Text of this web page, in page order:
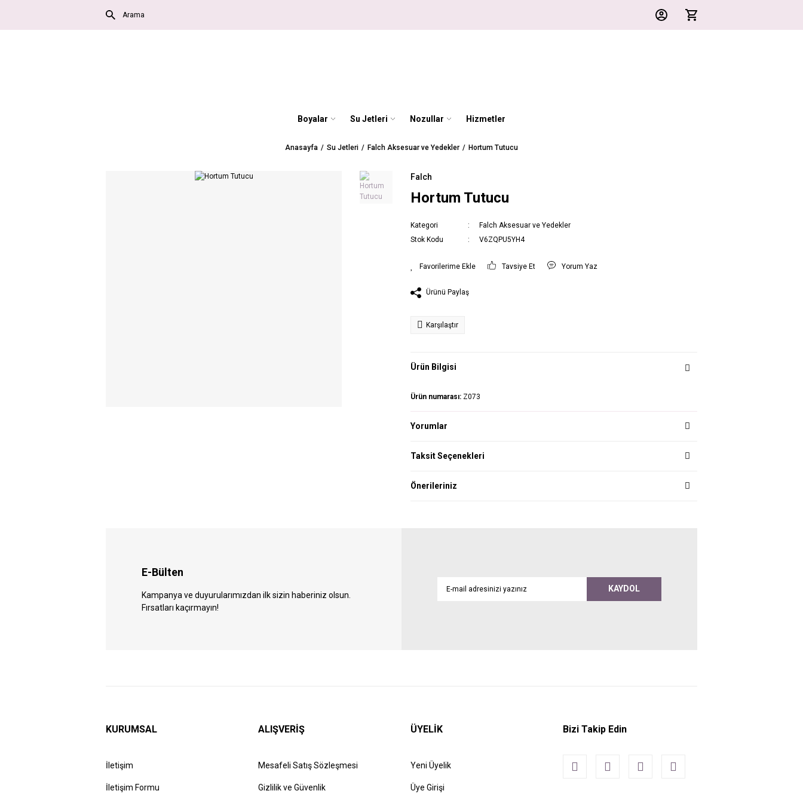
Boyalar Su Jetleri Nozullar Hizmetler
Anasayfa Su Jetleri Falch Aksesuar ve Yedekler Hortum Tutucu
Falch
Hortum Tutucu
Kategori
Falch Aksesuar ve Yedekler
Stok Kodu
V6ZQPU5YH4
Tavsiye Et Yorum Yaz
Ürünü Paylaş
Karşılaştır
Ürün Bilgisi
Ürün numarası: Z073
Yorumlar
Taksit Seçenekleri
Önerileriniz
E-Bülten
Kampanya ve duyurularımızdan ilk sizin haberiniz olsun.
Fırsatları kaçırmayın!
KAYDOL
KURUMSAL
İletişim
İletişim Formu
ALIŞVERİŞ
Mesafeli Satış Sözleşmesi
Gizlilik ve Güvenlik
ÜYELİK
Yeni Üyelik
Üye Girişi
Bizi Takip Edin